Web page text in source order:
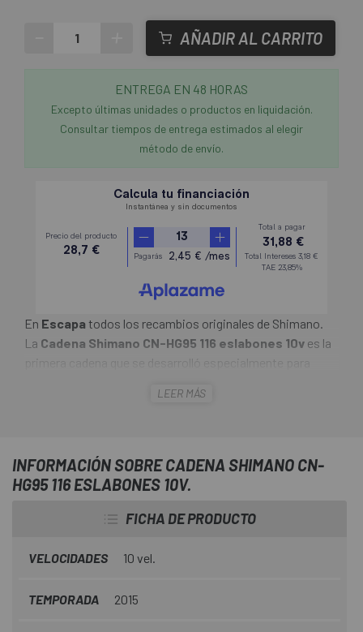
AÑADIR AL CARRITO
ENTREGA EN 48 HORAS
Excepto últimas unidades o productos en liquidación.
Consultar tiempos de entrega estimados al elegir
método de envío.
En Escapa todos los recambios originales de Shimano.
La Cadena Shimano CN-HG95 116 eslabones 10v es la
superficie para atacar el barro y la suciedad y ofrece una
teflón del sector de las bicicletas de carreras reduce el
desgaste y aumenta significativamente la durabilidad.
LEER MÁS
INFORMACIÓN SOBRE CADENA SHIMANO CN-
HG95 116 ESLABONES 10V.
FICHA DE PRODUCTO
VELOCIDADES 10 vel.
TEMPORADA 2015